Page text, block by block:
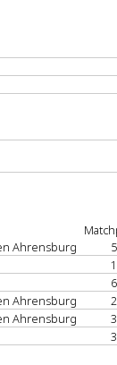
Ahrensburg
Ahrensburg
Ahrensburg